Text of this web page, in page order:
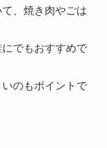
て、焼き肉やごは
でもおすすめで
のもポイントで